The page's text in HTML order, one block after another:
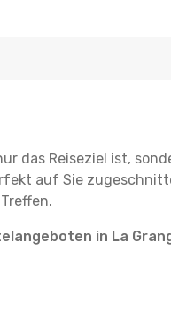
das Reiseziel ist,
auf Sie
in La